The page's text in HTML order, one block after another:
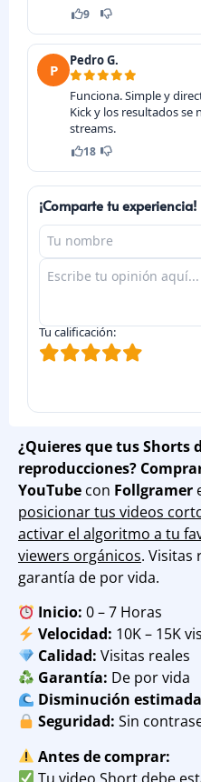
¿Quieres que tus Shorts
reproducciones?
YouTube con Follgramer
posicionar tus videos
activar el algoritmo a tu
viewers orgánicos. Visitas
garantía de por vida.
Inicio: 0 – 7 Horas
Velocidad: 10K – 15K
Calidad: Visitas reales
Garantía: De por vida
Disminución
Seguridad: Sin
Antes de comprar:
9
P
Pedro G.
Funciona. Simple y
Kick y los resultados se
streams.
18
¡Comparte tu experiencia!
Tu calificación: